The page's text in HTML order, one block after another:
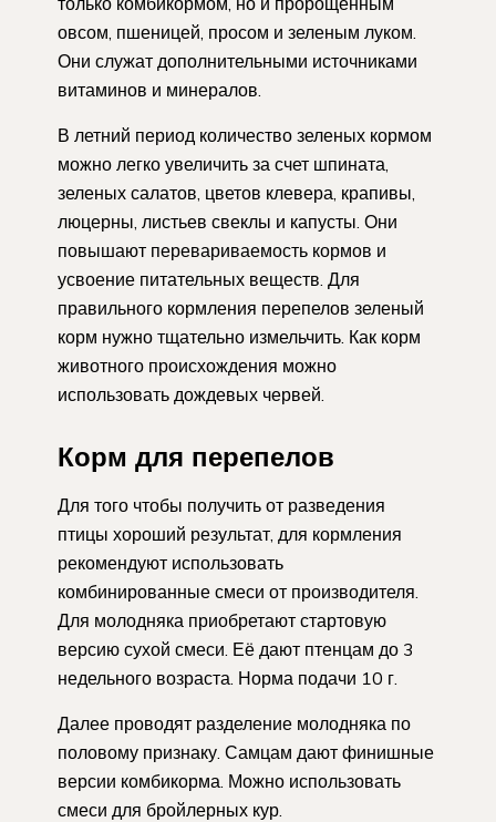
овсом, пшеницей, просом и зеленым луком.
Они служат дополнительными источниками
витаминов и минералов.
В летний период количество зеленых кормом
можно легко увеличить за счет шпината,
зеленых салатов, цветов клевера, крапивы,
люцерны, листьев свеклы и капусты. Они
повышают перевариваемость кормов и
усвоение питательных веществ. Для
правильного кормления перепелов зеленый
корм нужно тщательно измельчить. Как корм
животного происхождения можно
использовать дождевых червей.
Корм для перепелов
Для того чтобы получить от разведения
птицы хороший результат, для кормления
рекомендуют использовать
комбинированные смеси от производителя.
Для молодняка приобретают стартовую
версию сухой смеси. Её дают птенцам до 3
недельного возраста. Норма подачи 10 г.
Далее проводят разделение молодняка по
половому признаку. Самцам дают финишные
версии комбикорма. Можно использовать
смеси для бройлерных кур.